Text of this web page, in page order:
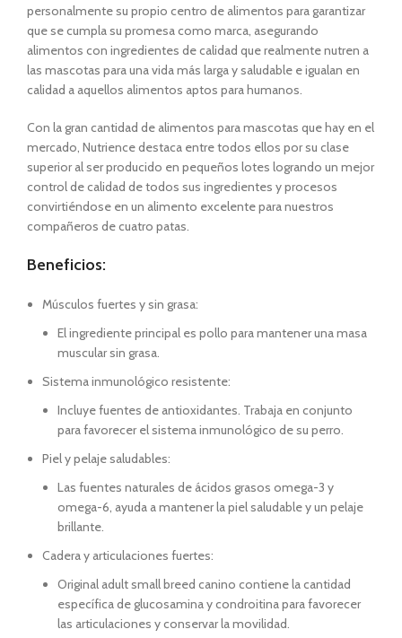
personalmente su propio centro de alimentos para garantizar
que se cumpla su promesa como marca, asegurando
alimentos con ingredientes de calidad que realmente nutren a
las mascotas para una vida más larga y saludable e igualan en
calidad a aquellos alimentos aptos para humanos.
Con la gran cantidad de alimentos para mascotas que hay en el
mercado, Nutrience destaca entre todos ellos por su clase
superior al ser producido en pequeños lotes logrando un mejor
control de calidad de todos sus ingredientes y procesos
convirtiéndose en un alimento excelente para nuestros
compañeros de cuatro patas.
Beneficios:
Músculos fuertes y sin grasa:
El ingrediente principal es pollo para mantener una masa
muscular sin grasa.
Sistema inmunológico resistente:
Incluye fuentes de antioxidantes. Trabaja en conjunto
para favorecer el sistema inmunológico de su perro.
Piel y pelaje saludables:
Las fuentes naturales de ácidos grasos omega-3 y
omega-6, ayuda a mantener la piel saludable y un pelaje
brillante.
Cadera y articulaciones fuertes:
Original adult small breed canino contiene la cantidad
específica de glucosamina y condroitina para favorecer
las articulaciones y conservar la movilidad.